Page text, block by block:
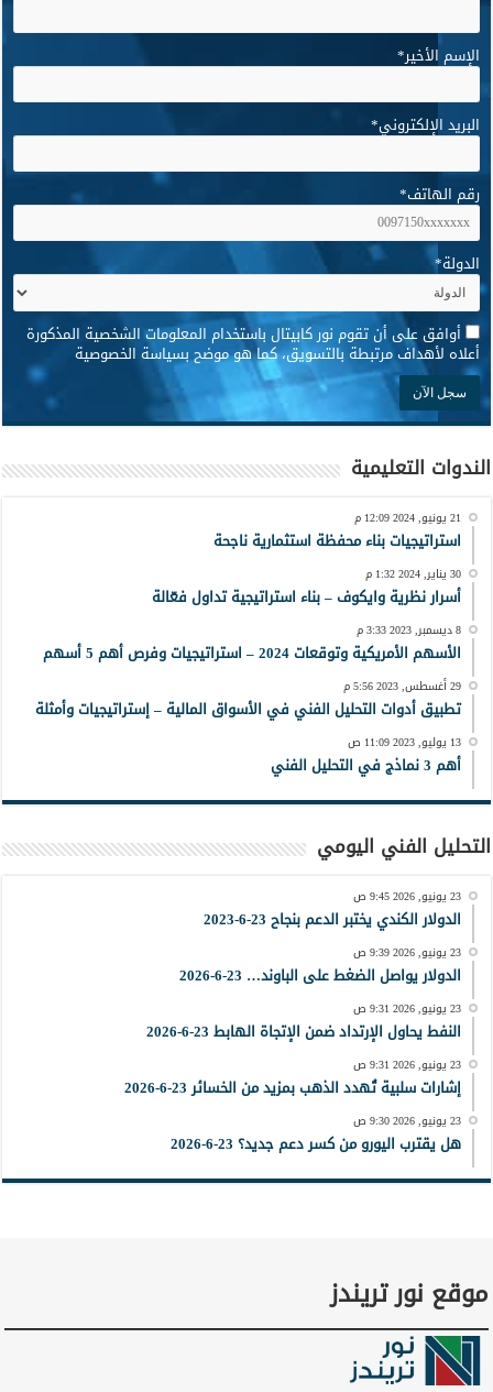
الإسم الأخير*
البريد الإلكتروني*
رقم الهاتف*
الدولة*
* أوافق على أن تقوم نور كابيتال باستخدام المعلومات الشخصية المذكورة
أعلاه لأهداف مرتبطة بالتسويق، كما هو موضح بسياسة الخصوصية
الندوات التعليمية
21 يونيو, 2024 12:09 م
استراتيجيات بناء محفظة استثمارية ناجحة
30 يناير, 2024 1:32 م
أسرار نظرية وايكوف – بناء استراتيجية تداول فعّالة
8 ديسمبر, 2023 3:33 م
الأسهم الأمريكية وتوقعات 2024 – استراتيجيات وفرص أهم 5 أسهم
29 أغسطس, 2023 5:56 م
تطبيق أدوات التحليل الفني في الأسواق المالية – إستراتيجيات وأمثلة
13 يوليو, 2023 11:09 ص
أهم 3 نماذج في التحليل الفني
التحليل الفني اليومي
23 يونيو, 2026 9:45 ص
الدولار الكندي يختبر الدعم بنجاح 23-6-2023
23 يونيو, 2026 9:39 ص
الدولار يواصل الضغط على الباوند… 23-6-2026
23 يونيو, 2026 9:31 ص
النفط يحاول الإرتداد ضمن الإتجاة الهابط 23-6-2026
23 يونيو, 2026 9:31 ص
إشارات سلبية تُهدد الذهب بمزيد من الخسائر 23-6-2026
23 يونيو, 2026 9:30 ص
هل يقترب اليورو من كسر دعم جديد؟ 23-6-2026
موقع نور تريندز